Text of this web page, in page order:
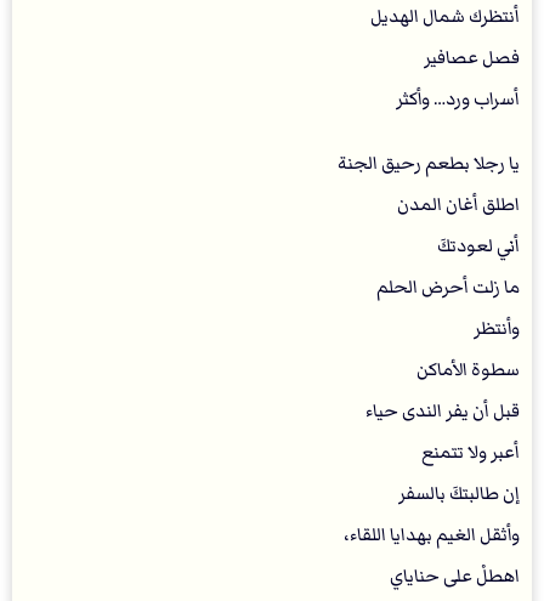
أنتظرك شمال الهديل
فصل عصافير
أسراب ورد… وأكثر
‏يا رجلا بطعم رحيق الجنة
اطلق أغان المدن
أني لعودتكَ
ما زلت أحرض الحلم
وأنتظر
سطوة الأماكن
قبل أن يفر الندى حياء
أعبر ولا تتمنع
إن طالبتكَ بالسفر
وأثقل الغيم بهدايا اللقاء،
اهطلْ على حناياي